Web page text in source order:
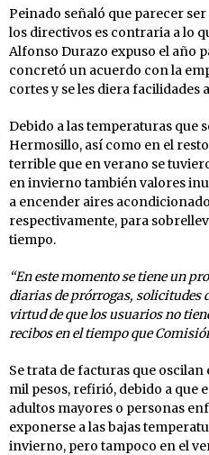
Peinado señaló que parecer
los directivos es contraria a lo
Alfonso Durazo expuso el año
concretó un acuerdo con la
cortes y se les diera facilidades
Debido a las temperaturas que
Hermosillo, así como en el
terrible que en verano se
en invierno también valores
a encender aires
respectivamente, para
tiempo.
“En este momento se tiene un
diarias de prórrogas, solicitudes
virtud de que los usuarios no
recibos en el tiempo que
Se trata de facturas que oscilan
mil pesos, refirió, debido a que
adultos mayores o personas
exponerse a las bajas
invierno, pero tampoco en el